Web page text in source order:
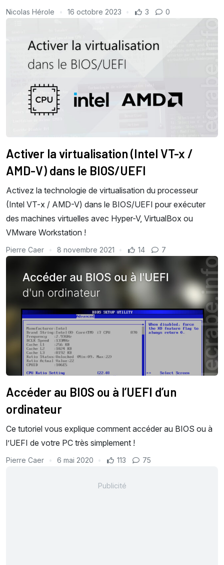
Nicolas Hérole 16 octobre 2023 3 0
Activer la virtualisation (Intel VT-x /
AMD-V) dans le BIOS/UEFI
Activez la technologie de virtualisation du processeur
(Intel VT-x / AMD-V) dans le BIOS/UEFI pour exécuter
des machines virtuelles avec Hyper-V, VirtualBox ou
VMware Workstation !
Pierre Caer 8 novembre 2021 14 7
Accéder au BIOS ou à l’UEFI d’un
ordinateur
Ce tutoriel vous explique comment accéder au BIOS ou à
l’UEFI de votre PC très simplement !
Pierre Caer 6 mai 2020 113 75